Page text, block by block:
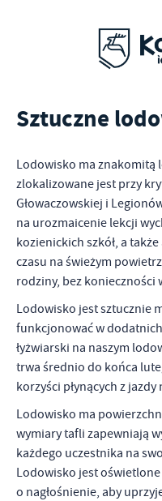
Sztuczne
Lodowisko ma znakomitą
zlokalizowane jest przy
Głowaczowskiej i
na urozmaicenie lekcji
kozienickich szkół, a
czasu na świeżym
rodziny, bez konieczności
Lodowisko jest sztucznie
funkcjonować w
łyżwiarski na naszym
trwa średnio do końca
korzyści płynących z jazdy
Lodowisko ma
wymiary tafli zapewniają
każdego uczestnika na
Lodowisko jest
o nagłośnienie, aby